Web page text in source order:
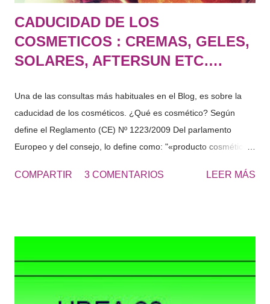
CADUCIDAD DE LOS
COSMETICOS : CREMAS, GELES,
SOLARES, AFTERSUN ETC….
Una de las consultas más habituales en el Blog, es sobre la
caducidad de los cosméticos. ¿Qué es cosmético? Según
define el Reglamento (CE) Nº 1223/2009 Del parlamento
Europeo y del consejo, lo define como: "«producto cosmético»:
con las partes superficiales del cuerpo humano (epidermis,
los olores corporales." De lo que más usamos normalmente:
tónico, hidratante corporal, espuma de afeitar, antiarrugas,
COMPARTIR 3 COMENTARIOS LEER MÁS